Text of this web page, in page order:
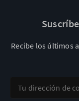
Recibe los últimos